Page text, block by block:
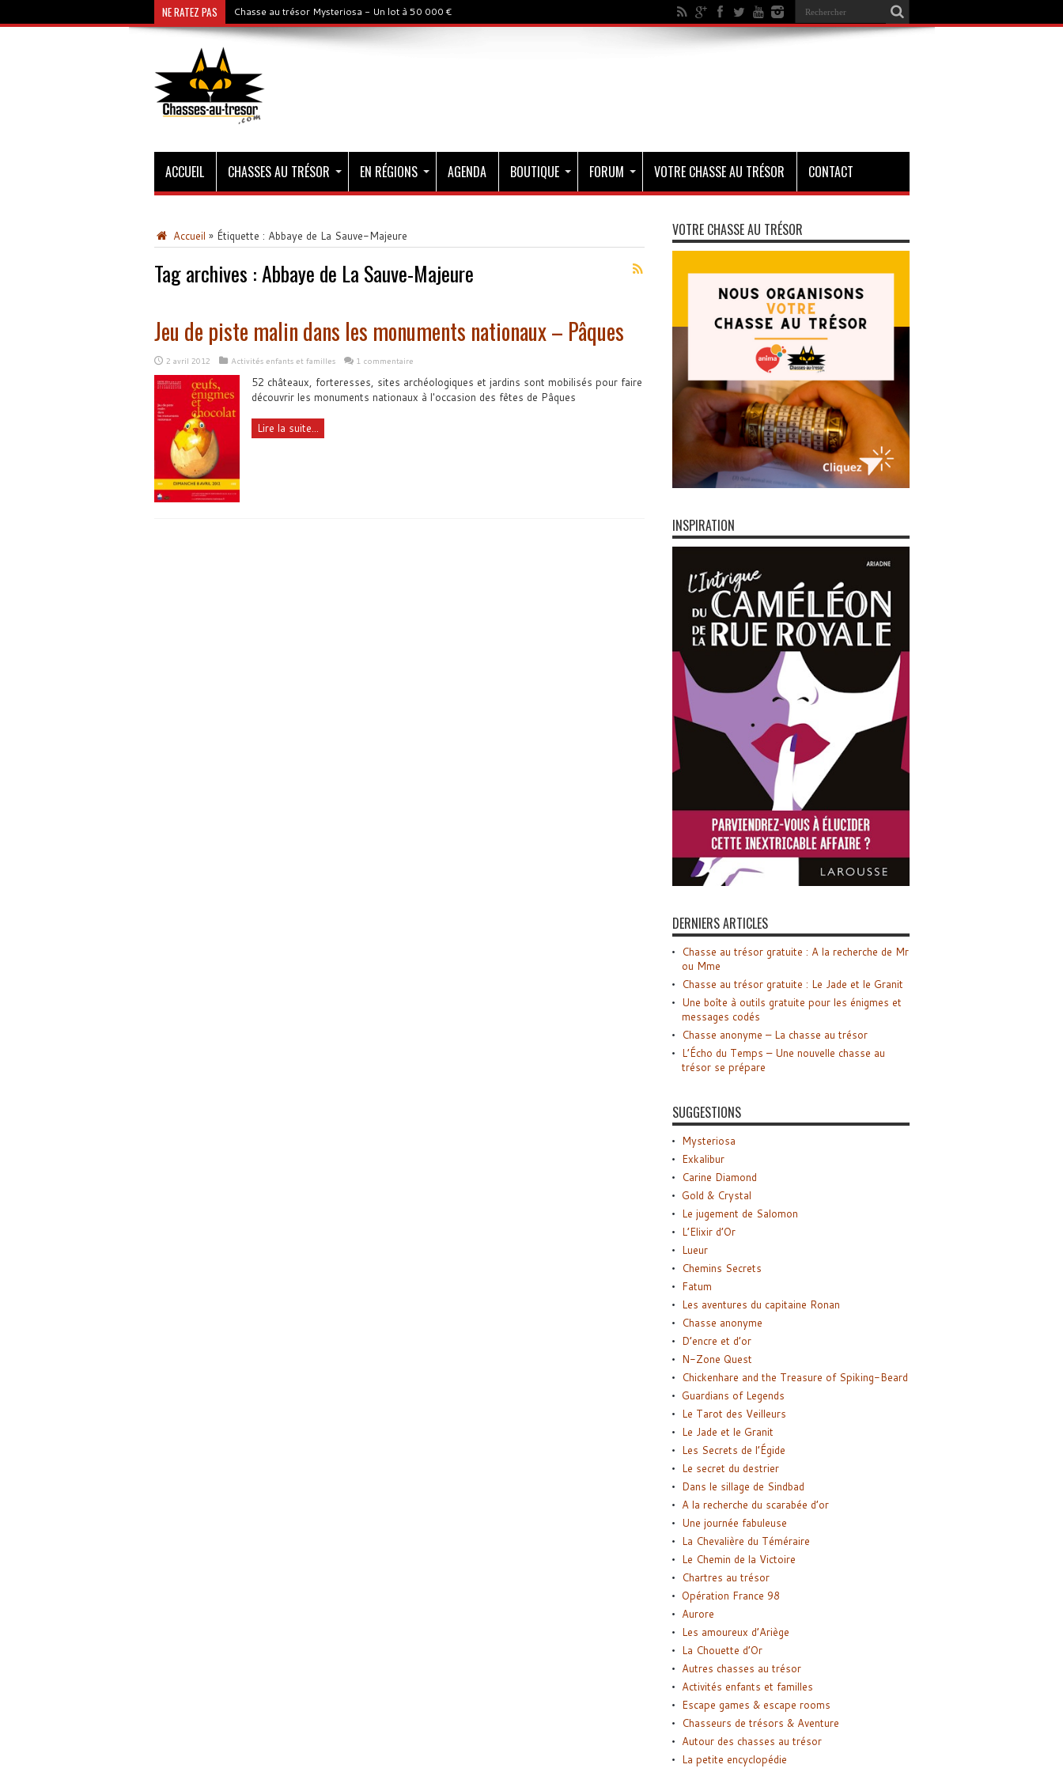
NE RATEZ PAS Chasse au trésor Mysteriosa - Un lot à 50 000 €
ACCUEIL CHASSES AU TRÉSOR EN RÉGIONS AGENDA BOUTIQUE FORUM VOTRE CHASSE AU TRÉSOR CONTACT
Accueil » Étiquette : Abbaye de La Sauve-Majeure
Tag archives :Abbaye de La Sauve-Majeure
Jeu de piste malin dans les monuments nationaux – Pâques
2 avril 2012 Activités enfants et familles 1 commentaire
52 châteaux, forteresses, sites archéologiques et jardins sont mobilisés pour faire
découvrir les monuments nationaux à l'occasion des fêtes de Pâques
Lire la suite...
VOTRE CHASSE AU TRÉSOR
INSPIRATION
DERNIERS ARTICLES
Chasse au trésor gratuite : A la recherche de Mr
ou Mme
Chasse au trésor gratuite : Le Jade et le Granit
Une boîte à outils gratuite pour les énigmes et
messages codés
Chasse anonyme – La chasse au trésor
L’Écho du Temps – Une nouvelle chasse au
trésor se prépare
SUGGESTIONS
Mysteriosa
Exkalibur
Carine Diamond
Gold & Crystal
Le jugement de Salomon
L’Elixir d’Or
Lueur
Chemins Secrets
Fatum
Les aventures du capitaine Ronan
Chasse anonyme
D’encre et d’or
N-Zone Quest
Chickenhare and the Treasure of Spiking-Beard
Guardians of Legends
Le Tarot des Veilleurs
Le Jade et le Granit
Les Secrets de l’Égide
Le secret du destrier
Dans le sillage de Sindbad
A la recherche du scarabée d’or
Une journée fabuleuse
La Chevalière du Téméraire
Le Chemin de la Victoire
Chartres au trésor
Opération France 98
Aurore
Les amoureux d’Ariège
La Chouette d’Or
Autres chasses au trésor
Activités enfants et familles
Escape games & escape rooms
Chasseurs de trésors & Aventure
Autour des chasses au trésor
La petite encyclopédie